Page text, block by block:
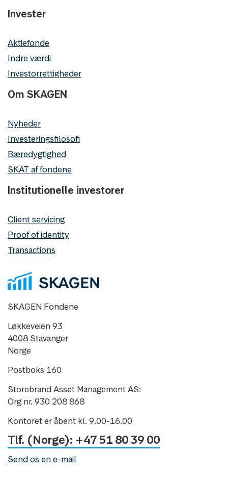
Invester
Aktiefonde
Indre værdi
Investorrettigheder
Om SKAGEN
Nyheder
Investeringsfilosofi
Bæredygtighed
SKAT af fondene
Institutionelle investorer
Client servicing
Proof of identity
Transactions
SKAGEN Fondene
Løkkeveien 93
4008 Stavanger
Norge
Postboks 160
Storebrand Asset Management AS:
Org nr. 930 208 868
Kontoret er åbent kl. 9.00-16.00
Tlf. (Norge): +47 51 80 39 00
Send os en e-mail